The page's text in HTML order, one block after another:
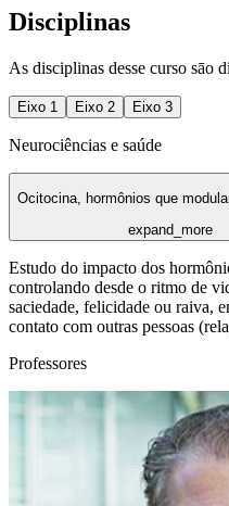
Disciplinas
As disciplinas desse curso sāo
Eixo 1 Eixo 2 Eixo 3
Neurociências e saúde
Ocitocina, hormônios que
expand_more
Estudo do impacto dos
controlando desde o ritmo de
saciedade, felicidade ou raiva,
contato com outras pessoas
Professores